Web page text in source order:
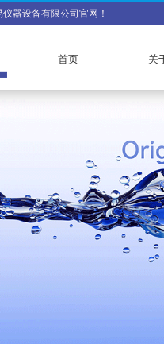
器设备有限公司官网！
首页 关